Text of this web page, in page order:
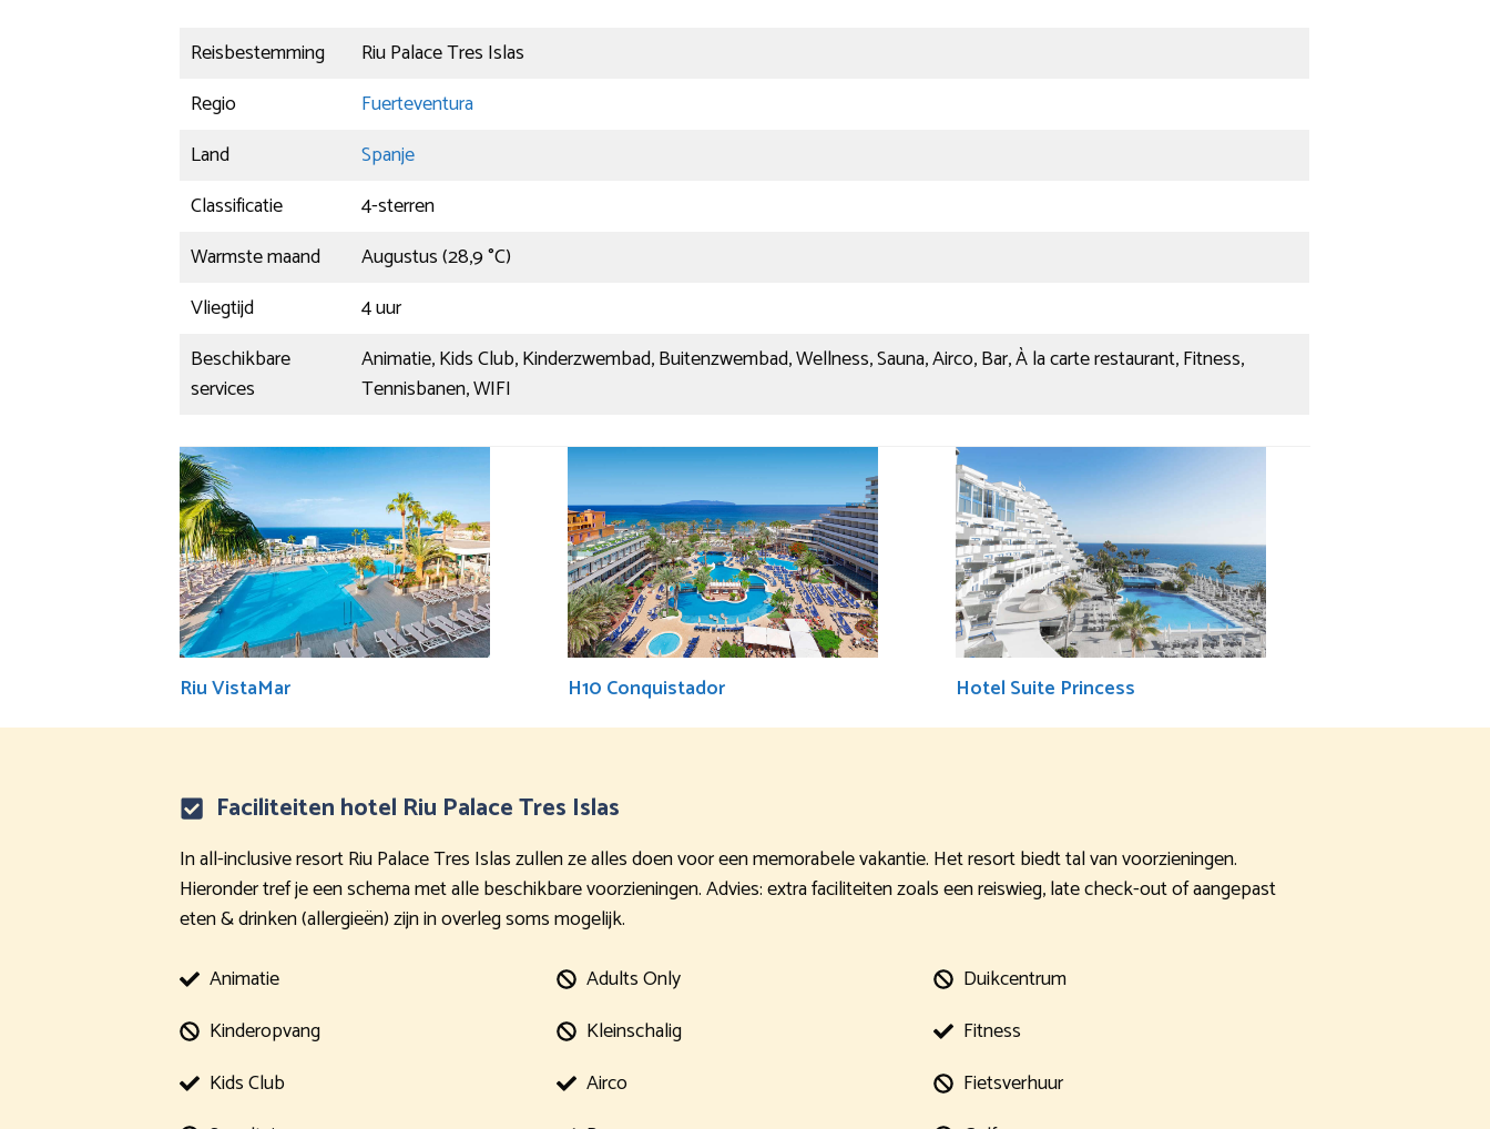
Reisbestemming
Riu Palace Tres Islas
Regio
Fuerteventura
Land
Spanje
Classificatie
4-sterren
Warmste maand
Augustus (28,9 °C)
Vliegtijd
4 uur
Beschikbare
services
Animatie, Kids Club, Kinderzwembad, Buitenzwembad, Wellness, Sauna, Airco, Bar, À la carte restaurant, Fitness,
Tennisbanen, WIFI
Riu VistaMar H10 Conquistador Hotel Suite Princess
Faciliteiten hotel Riu Palace Tres Islas
In all-inclusive resort Riu Palace Tres Islas zullen ze alles doen voor een memorabele vakantie. Het resort biedt tal van voorzieningen.
Hieronder tref je een schema met alle beschikbare voorzieningen. Advies: extra faciliteiten zoals een reiswieg, late check-out of aangepast
eten & drinken (allergieën) zijn in overleg soms mogelijk.
Animatie
Kinderopvang
Kids Club
Adults Only
Kleinschalig
Airco
Duikcentrum
Fitness
Fietsverhuur